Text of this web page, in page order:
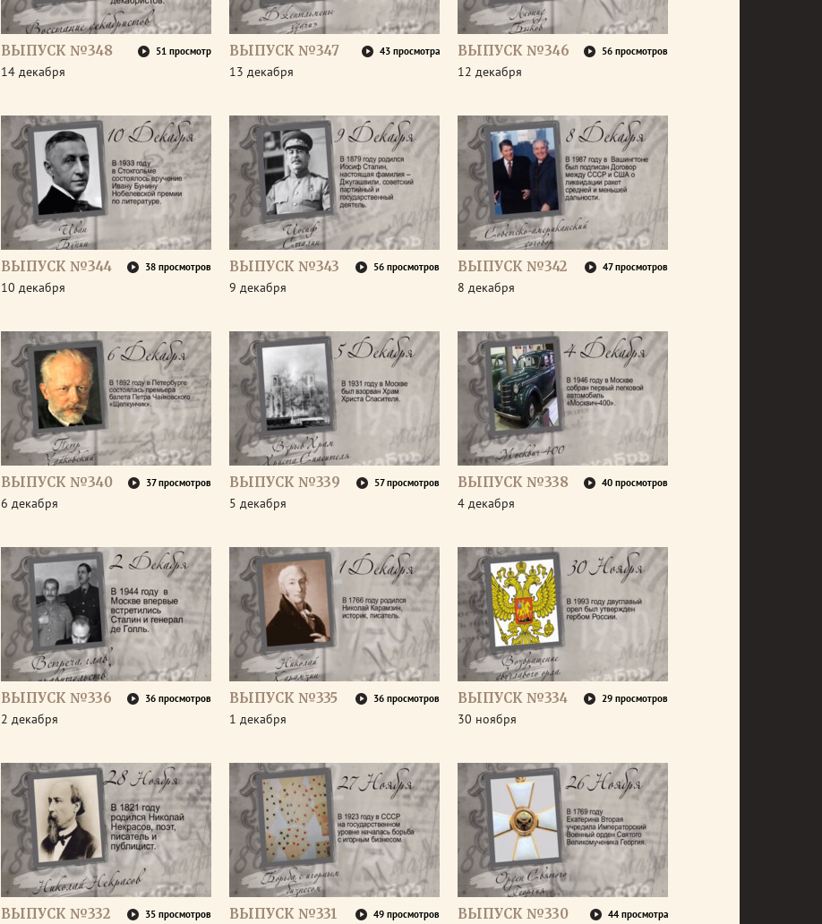
ВЫПУСК №348 51 просмотр
14 декабря
ВЫПУСК №347 43 просмотра
13 декабря
ВЫПУСК №346 56 просмотров
12 декабря
ВЫПУСК №344 38 просмотров
10 декабря
ВЫПУСК №343 56 просмотров
9 декабря
ВЫПУСК №342 47 просмотров
8 декабря
ВЫПУСК №340 37 просмотров
6 декабря
ВЫПУСК №339 57 просмотров
5 декабря
ВЫПУСК №338 40 просмотров
4 декабря
ВЫПУСК №336 36 просмотров
2 декабря
ВЫПУСК №335 36 просмотров
1 декабря
ВЫПУСК №334 29 просмотров
30 ноября
ВЫПУСК №332 35 просмотров ВЫПУСК №331 49 просмотров ВЫПУСК №330 44 просмотра